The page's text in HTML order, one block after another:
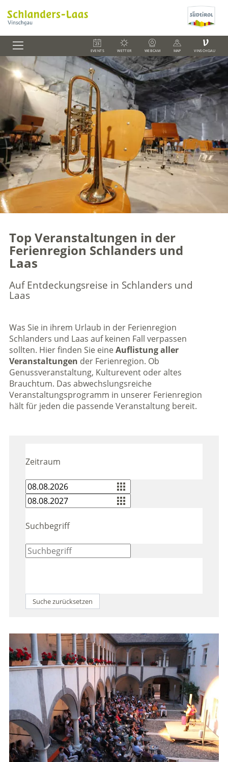
EVENTS WETTER WEBCAM MAP
V
VINSCHGAU
Top Veranstaltungen in der
Ferienregion Schlanders und
Laas
Auf Entdeckungsreise in Schlanders und
Laas
Was Sie in ihrem Urlaub in der Ferienregion
Schlanders und Laas auf keinen Fall verpassen
sollten. Hier finden Sie eineAuflistung aller
Veranstaltungen der Ferienregion. Ob
Genussveranstaltung, Kulturevent oder altes
Brauchtum. Das abwechslungsreiche
Veranstaltungsprogramm in unserer Ferienregion
hält für jeden die passende Veranstaltung bereit.
Zeitraum
Suchbegriff
Suche zurücksetzen